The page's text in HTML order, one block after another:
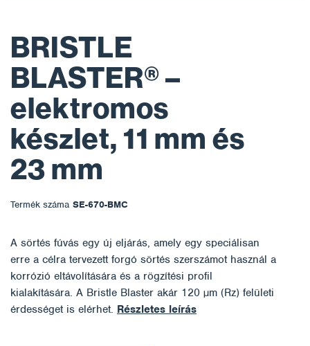
BRISTLE
BLASTER® –
elektromos
készlet, 11 mm és
23 mm
Termék száma SE-670-BMC
A sörtés fúvás egy új eljárás, amely egy speciálisan
erre a célra tervezett forgó sörtés szerszámot használ a
korrózió eltávolítására és a rögzítési profil
kialakítására. A Bristle Blaster akár 120 µm (Rz) felületi
érdességet is elérhet. Részletes leírás